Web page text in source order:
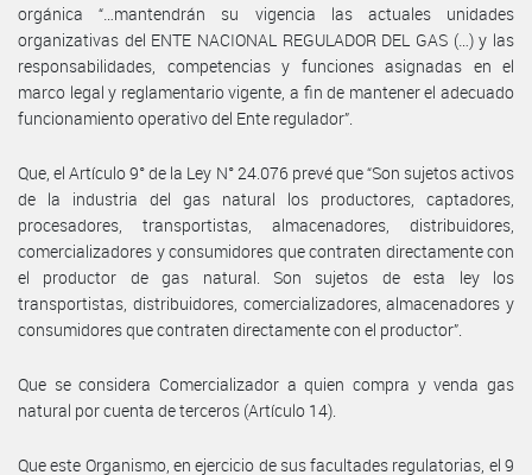
orgánica “…mantendrán su vigencia las actuales unidades
organizativas del ENTE NACIONAL REGULADOR DEL GAS (…) y las
responsabilidades, competencias y funciones asignadas en el
marco legal y reglamentario vigente, a fin de mantener el adecuado
funcionamiento operativo del Ente regulador”.
Que, el Artículo 9° de la Ley N° 24.076 prevé que “Son sujetos activos
de la industria del gas natural los productores, captadores,
procesadores, transportistas, almacenadores, distribuidores,
comercializadores y consumidores que contraten directamente con
el productor de gas natural. Son sujetos de esta ley los
transportistas, distribuidores, comercializadores, almacenadores y
consumidores que contraten directamente con el productor”.
Que se considera Comercializador a quien compra y venda gas
natural por cuenta de terceros (Artículo 14).
Que este Organismo, en ejercicio de sus facultades regulatorias, el 9